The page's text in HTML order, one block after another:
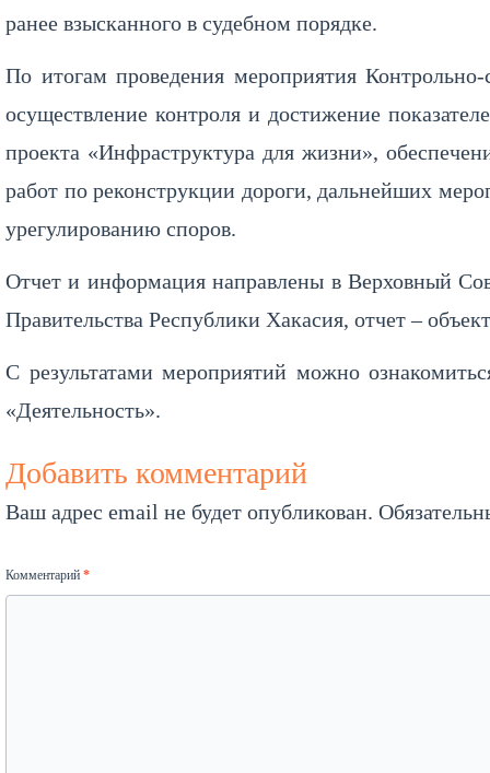
ранее взысканного в судебном порядке.
По итогам проведения мероприятия
осуществление контроля и достижение
проекта «Инфраструктура для жизни»,
работ по реконструкции дороги, дальнейших
урегулированию споров.
Отчет и информация направлены в Верховный
Правительства Республики Хакасия, отчет –
С результатами мероприятий можно
«Деятельность».
Добавить комментарий
Ваш адрес email не будет опубликован.
Комментарий *